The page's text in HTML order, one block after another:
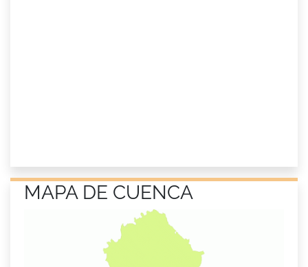
MAPA DE CUENCA